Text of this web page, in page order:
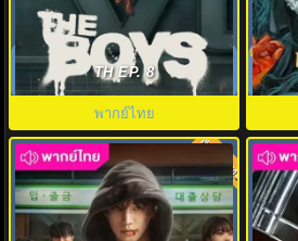
ก๊วนหนุ่มซ่าล่าซูเปอร์ฮีโร่ ซีซั่น 5
(2026) The Boys Season5
TH EP. 8
พากย์ไทย
ดรุณพ
เทีย
8.0 พากย์ไทย